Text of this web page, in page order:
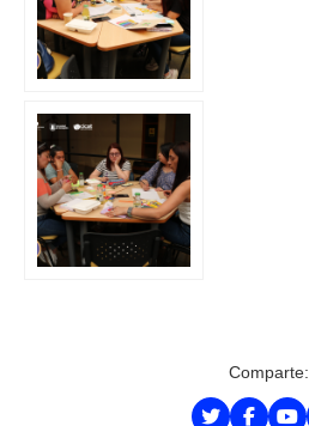
Comparte: